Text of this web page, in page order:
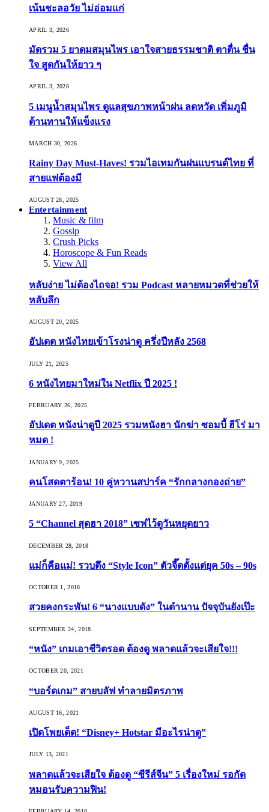
เน้นชะลอวัย ไม่อ่อมแก่
APRIL 3, 2026
มัดรวม 5 ยาดมสมุนไพร เอาใจสายธรรมชาติ ตาตื่น ชื่น
ใจ สูดกันให้ยาว ๆ
APRIL 3, 2026
5 เมนูน้ำสมุนไพร ดูแลสุขภาพหน้าฝน ลดหวัด เพิ่มภูมิ
ต้านทานให้แข็งแรง
MARCH 30, 2026
Rainy Day Must-Haves! รวมไอเทมกันฝนแบรนด์ไทย ที่
สายแฟต้องมี
AUGUST 28, 2025
Entertainment
Music & film
Gossip
Crush Picks
Horoscope & Fun Reads
View All
หลับง่าย ไม่ต้องไถจอ! รวม Podcast หลายหมวดที่ช่วยให้
หลับลึก
AUGUST 20, 2025
อัปเดต หนังไทยเข้าโรงน่าดู ครึ่งปีหลัง 2568
JULY 21, 2025
6 หนังไทยมาใหม่ใน Netflix ปี 2025 !
FEBRUARY 26, 2025
อัปเดต หนังน่าดูปี 2025 รวมหนังฮา นักฆ่า ซอมบี้ ฮีโร่ มา
หมด !
JANUARY 9, 2025
คนโสดตาร้อน! 10 คู่หวานสปาร์ค “รักกลางกองถ่าย”
JANUARY 27, 2019
5 “Channel สุดฮา 2018” เซฟไว้ดูวันหยุดยาว
DECEMBER 28, 2018
แม่ก็คือแม่! รวบตึง “Style Icon” ตัวจี๊ดตั้งแต่ยุค 50s – 90s
OCTOBER 1, 2018
สวยคงกระพัน! 6 “นางแบบดัง” ในตำนาน ปัจจุบันยังเป๊ะ
SEPTEMBER 24, 2018
“หนัง” เกมเอาชีวิตรอด ต้องดู พลาดแล้วจะเสียใจ!!!
OCTOBER 20, 2021
“บอร์ดเกม” สายบลัฟ ทำลายมิตรภาพ
AUGUST 16, 2021
เปิดโพยเด็ด! “Disney+ Hotstar มีอะไรน่าดู”
JULY 13, 2021
พลาดแล้วจะเสียใจ ต้องดู “ซีรีส์จีน” 5 เรื่องใหม่ รอกัด
หมอนรับความฟิน!